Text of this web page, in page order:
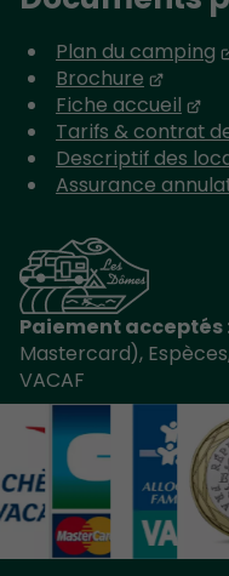
Paiement acceptés
Mastercard),
VACAF
Plan du camping
Brochure
Fiche accueil
Tarifs & contrat
Descriptif des
Assurance